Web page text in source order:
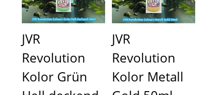
JVR
Revolution
Kolor Grün
JVR
Revolution
Kolor Metall